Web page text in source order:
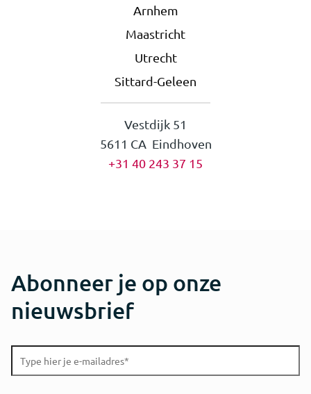
Arnhem
Maastricht
Utrecht
Sittard-Geleen
Vestdijk 51
5611 CA Eindhoven
+31 40 243 37 15
Abonneer je op onze
nieuwsbrief